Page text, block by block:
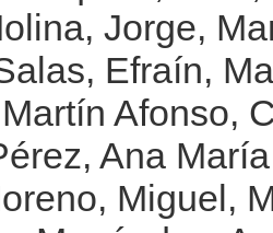
Jorge,
Efraín,
Martín Afonso,
Ana María
Miguel,